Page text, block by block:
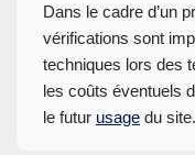
Dans le cadre d’un
vérifications sont
techniques lors des
les coûts éventuels
le futur usage du site.